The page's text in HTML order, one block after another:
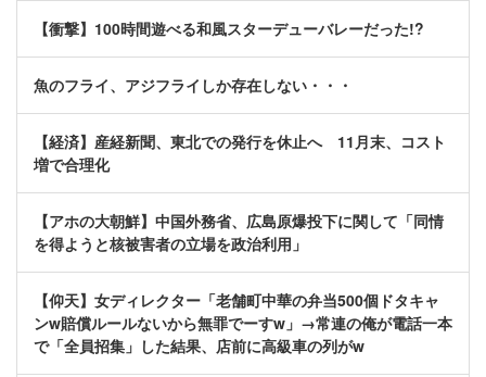
【衝撃】100時間遊べる和風スターデューバレーだった!?
魚のフライ、アジフライしか存在しない・・・
【経済】産経新聞、東北での発行を休止へ 11月末、コスト
増で合理化
【アホの大朝鮮】中国外務省、広島原爆投下に関して「同情
を得ようと核被害者の立場を政治利用」
【仰天】女ディレクター「老舗町中華の弁当500個ドタキャ
ンw賠償ルールないから無罪でーすw」→常連の俺が電話一本
で「全員招集」した結果、店前に高級車の列がw